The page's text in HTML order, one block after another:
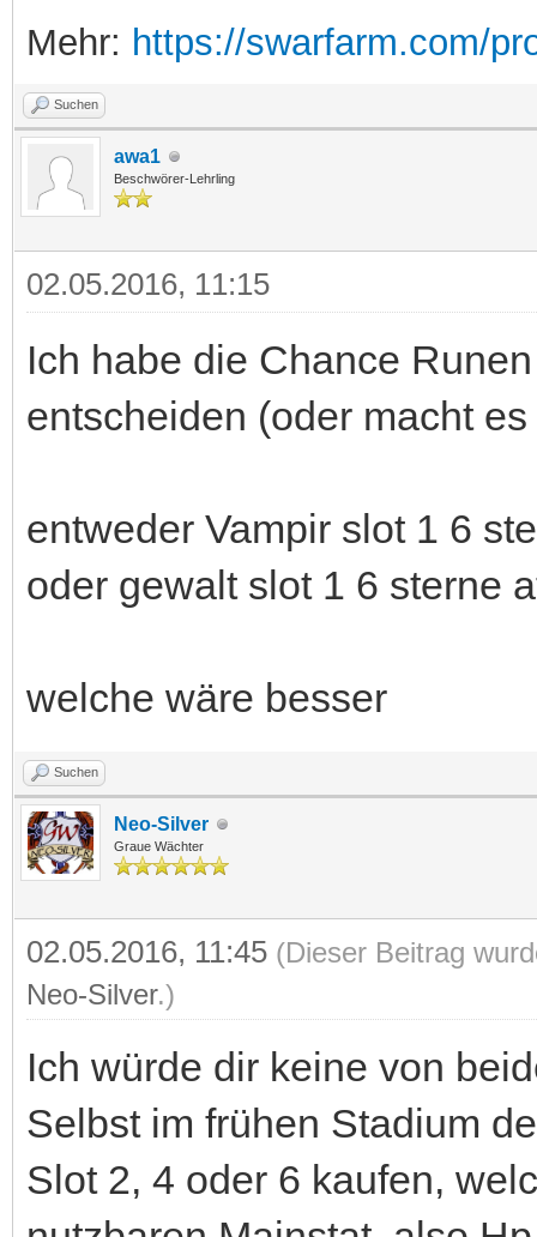
Mehr: https://swarfarm.com/
Suchen
awa1
Beschwörer-Lehrling
02.05.2016, 11:15
Ich habe die Chance
entscheiden (oder macht
entweder Vampir slot 1 6
oder gewalt slot 1 6 sterne
welche wäre besser
Suchen
Neo-Silver
Graue Wächter
02.05.2016, 11:45 (Dieser Beitrag
Neo-Silver.)
Ich würde dir keine von
Selbst im frühen Stadium
Slot 2, 4 oder 6 kaufen,